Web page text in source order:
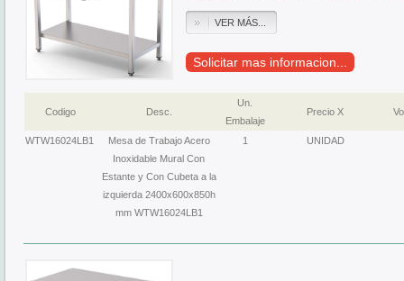
VER MÁS...
Solicitar mas informacion...
Codigo Desc.
Un.
Embalaje
Precio X
WTW16024LB1
Mesa de Trabajo Acero
Inoxidable Mural Con
Estante y Con Cubeta a la
izquierda 2400x600x850h
mm WTW16024LB1
1 UNIDAD